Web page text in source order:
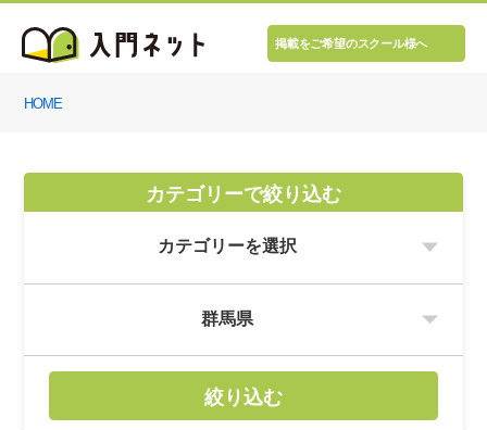
掲載をご希望のスクール様へ
HOME
カテゴリーで絞り込む
絞り込む